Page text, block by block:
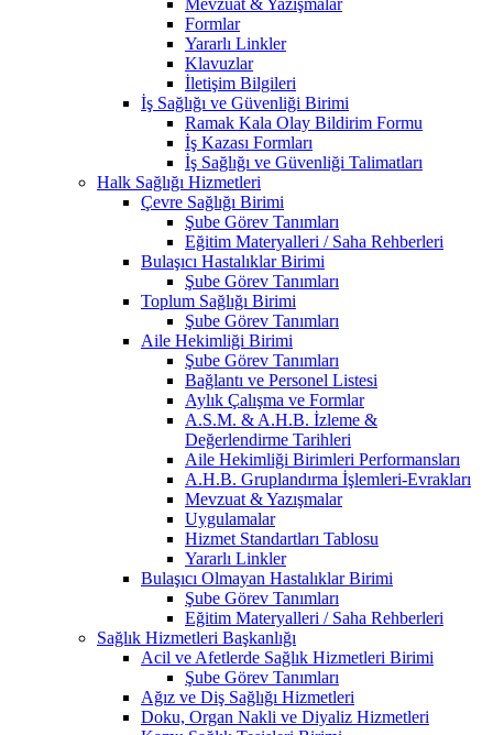
Formlar
Yararlı Linkler
Klavuzlar
İletişim Bilgileri
İş Sağlığı ve Güvenliği Birimi
Ramak Kala Olay Bildirim Formu
İş Kazası Formları
İş Sağlığı ve Güvenliği Talimatları
Halk Sağlığı Hizmetleri
Çevre Sağlığı Birimi
Şube Görev Tanımları
Eğitim Materyalleri / Saha Rehberleri
Bulaşıcı Hastalıklar Birimi
Şube Görev Tanımları
Toplum Sağlığı Birimi
Şube Görev Tanımları
Aile Hekimliği Birimi
Şube Görev Tanımları
Bağlantı ve Personel Listesi
Aylık Çalışma ve Formlar
A.S.M. & A.H.B. İzleme &
Değerlendirme Tarihleri
Aile Hekimliği Birimleri Performansları
A.H.B. Gruplandırma İşlemleri-Evrakları
Mevzuat & Yazışmalar
Uygulamalar
Hizmet Standartları Tablosu
Yararlı Linkler
Bulaşıcı Olmayan Hastalıklar Birimi
Şube Görev Tanımları
Eğitim Materyalleri / Saha Rehberleri
Sağlık Hizmetleri Başkanlığı
Acil ve Afetlerde Sağlık Hizmetleri Birimi
Şube Görev Tanımları
Ağız ve Diş Sağlığı Hizmetleri
Doku, Organ Nakli ve Diyaliz Hizmetleri